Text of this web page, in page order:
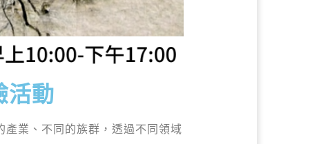
活動
業、不同的族群，透過不同領域